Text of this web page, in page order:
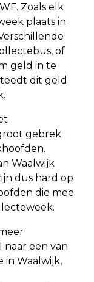
Zoals elk
plaats in
of
geld in te
dit geld
gebrek
Waalwijk
dus hard op
die mee
naar een van
in Waalwijk,